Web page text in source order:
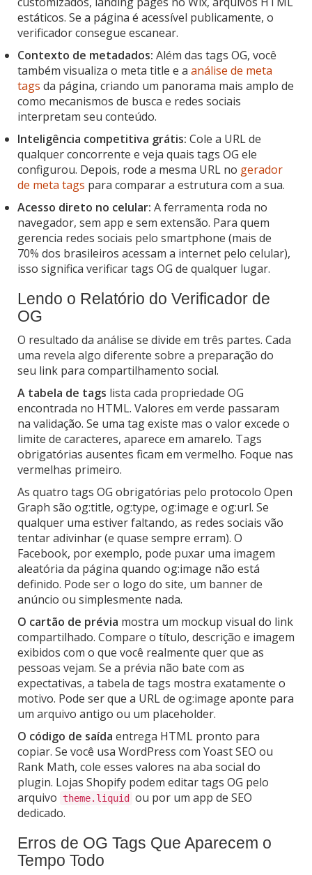
estáticos. Se a página é acessível publicamente, o
verificador consegue escanear.
Contexto de metadados: Além das tags OG, você
também visualiza o meta title e a análise de meta
tags da página, criando um panorama mais amplo de
como mecanismos de busca e redes sociais
interpretam seu conteúdo.
Inteligência competitiva grátis: Cole a URL de
qualquer concorrente e veja quais tags OG ele
configurou. Depois, rode a mesma URL no gerador
de meta tags para comparar a estrutura com a sua.
Acesso direto no celular: A ferramenta roda no
navegador, sem app e sem extensão. Para quem
gerencia redes sociais pelo smartphone (mais de
70% dos brasileiros acessam a internet pelo celular),
isso significa verificar tags OG de qualquer lugar.
Lendo o Relatório do Verificador de
OG
O resultado da análise se divide em três partes. Cada
uma revela algo diferente sobre a preparação do
seu link para compartilhamento social.
A tabela de tags lista cada propriedade OG
encontrada no HTML. Valores em verde passaram
na validação. Se uma tag existe mas o valor excede o
limite de caracteres, aparece em amarelo. Tags
obrigatórias ausentes ficam em vermelho. Foque nas
vermelhas primeiro.
As quatro tags OG obrigatórias pelo protocolo Open
Graph são og:title, og:type, og:image e og:url. Se
qualquer uma estiver faltando, as redes sociais vão
tentar adivinhar (e quase sempre erram). O
Facebook, por exemplo, pode puxar uma imagem
aleatória da página quando og:image não está
definido. Pode ser o logo do site, um banner de
anúncio ou simplesmente nada.
O cartão de prévia mostra um mockup visual do link
compartilhado. Compare o título, descrição e imagem
exibidos com o que você realmente quer que as
pessoas vejam. Se a prévia não bate com as
expectativas, a tabela de tags mostra exatamente o
motivo. Pode ser que a URL de og:image aponte para
um arquivo antigo ou um placeholder.
O código de saída entrega HTML pronto para
copiar. Se você usa WordPress com Yoast SEO ou
Rank Math, cole esses valores na aba social do
plugin. Lojas Shopify podem editar tags OG pelo
arquivo
theme.liquid
ou por um app de SEO
dedicado.
Erros de OG Tags Que Aparecem o
Tempo Todo